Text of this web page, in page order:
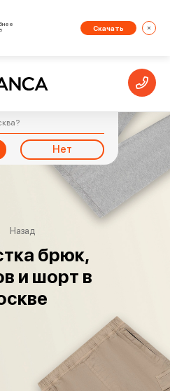
Скачать
?
Нет
Назад
брюк,
и шорт в